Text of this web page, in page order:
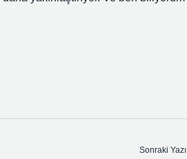
Sonraki Yazı